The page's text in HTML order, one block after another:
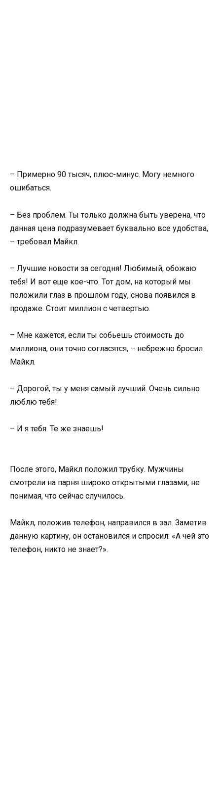
– Примерно 90 тысяч, плюс-минус. Могу немного
ошибаться.
– Без проблем. Ты только должна быть уверена, что
данная цена подразумевает буквально все удобства,
– требовал Майкл.
– Лучшие новости за сегодня! Любимый, обожаю
тебя! И вот еще кое-что. Тот дом, на который мы
положили глаз в прошлом году, снова появился в
продаже. Стоит миллион с четвертью.
– Мне кажется, если ты собьешь стоимость до
миллиона, они точно согласятся, – небрежно бросил
Майкл.
– Дорогой, ты у меня самый лучший. Очень сильно
люблю тебя!
– И я тебя. Те же знаешь!
После этого, Майкл положил трубку. Мужчины
смотрели на парня широко открытыми глазами, не
понимая, что сейчас случилось.
Майкл, положив телефон, направился в зал. Заметив
данную картину, он остановился и спросил: «А чей это
телефон, никто не знает?».